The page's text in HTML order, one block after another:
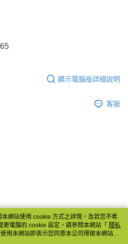
顯示電腦版詳細說明
客服
網站使用 cookie 方式之詳情，及若您不希
電腦的 cookie 設定，請參閱本網站「 隱私
用本網站即表示您同意本公司得按本網站使